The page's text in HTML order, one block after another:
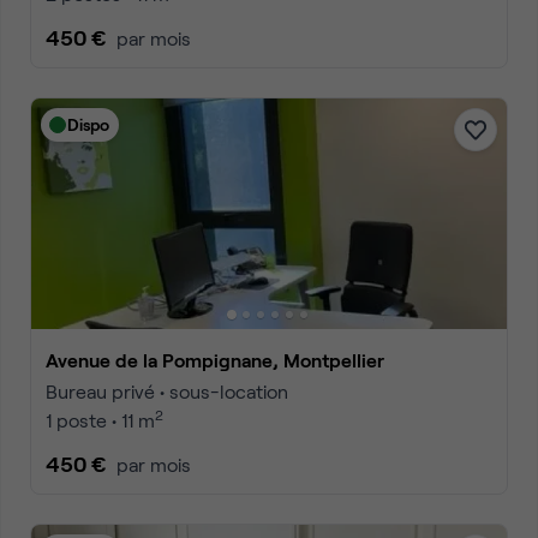
450 € par mois
Dispo
Avenue de la Pompignane, Montpellier
Bureau privé • sous-location
1 poste • 11 m2
450 € par mois